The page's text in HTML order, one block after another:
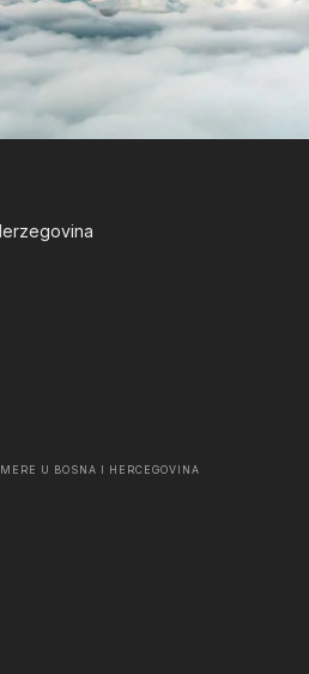
U BOSNA I HERCEGOVINA